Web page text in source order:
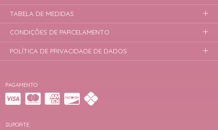
PAGAMENTO
SUPORTE
TABELA DE MEDIDAS
CONDIÇÕES DE PARCELAMENTO
POLÍTICA DE PRIVACIDADE DE DADOS